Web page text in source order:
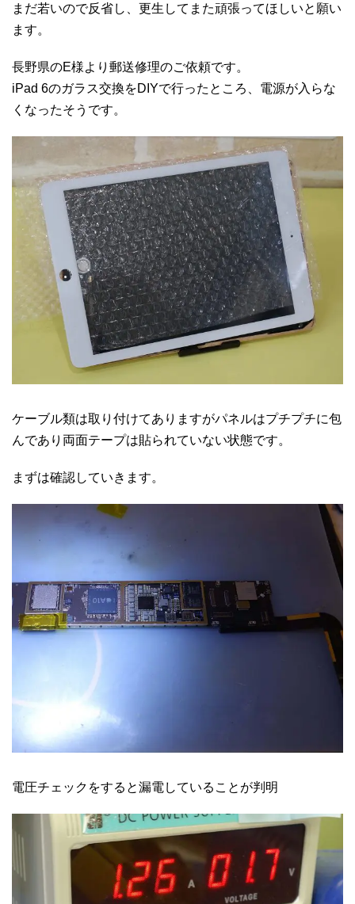
まだ若いので反省し、更生してまた頑張ってほしいと願い
ます。
長野県のE様より郵送修理のご依頼です。
iPad 6のガラス交換をDIYで行ったところ、電源が入らな
くなったそうです。
ケーブル類は取り付けてありますがパネルはプチプチに包
んであり両面テープは貼られていない状態です。
まずは確認していきます。
電圧チェックをすると漏電していることが判明